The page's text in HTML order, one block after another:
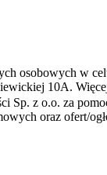
osobowych w
10A.
z o.o. za
oraz ofert/